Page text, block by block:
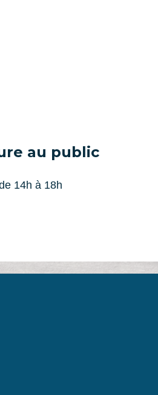
au public
14h à 18h